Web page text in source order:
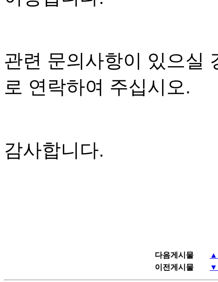
관련 문의사항이 있으실
로 연락하여 주십시오.
감사합니다.
다음게시물
▲
이전게시물
▼